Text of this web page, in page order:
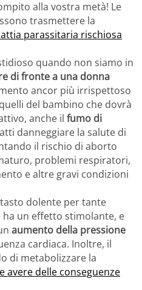
alla vostra metà! Le
trasmettere la
parassitaria rischiosa
quando non siamo in
di fronte a una donna
ancor più irrispettoso
del bambino che dovrà
anche il fumo di
danneggiare la salute di
il rischio di aborto
problemi respiratori,
e altre gravi condizioni
dolente per tante
un effetto stimolante, e
aumento della pressione
cardiaca. Inoltre, il
di metabolizzare la
avere delle conseguenze